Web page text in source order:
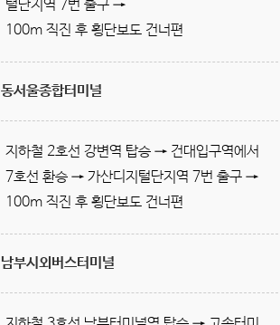
털단지역 7번 출구 →
100m 직진 후 횡단보도 건너편
동서울종합터미널
지하철 2호선 강변역 탑승 → 건대입구역에서
7호선 환승 → 가산디지털단지역 7번 출구 →
100m 직진 후 횡단보도 건너편
남부시외버스터미널